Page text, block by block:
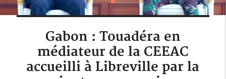
Gabon : Touadéra en
médiateur de la CEEAC
accueilli à Libreville par la